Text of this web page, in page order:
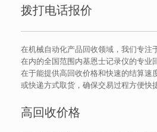
拨打电话报价
在机械自动化产品回收领域，我们专注
在内的全国范围内基恩士记录仪的专业
在于能提供高回收价格和快速的结算速
或快递方式取货，确保交易过程方便快捷
高回收价格